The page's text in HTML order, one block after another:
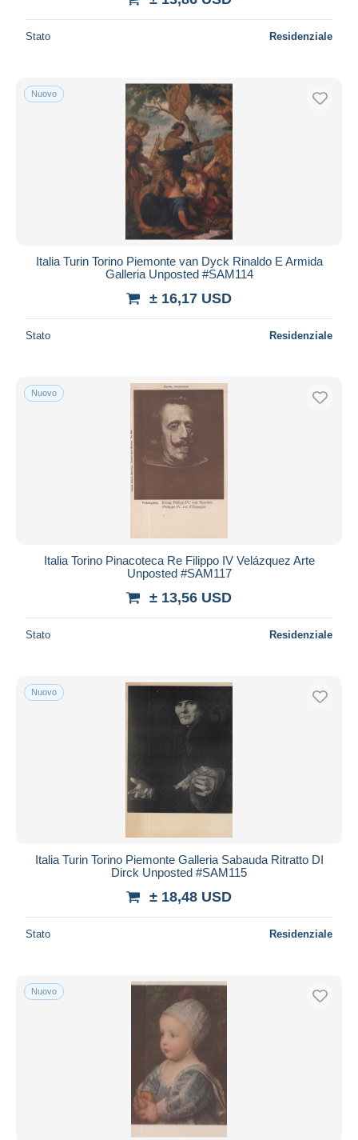
Stato Residenziale
Nuovo
Italia Turin Torino Piemonte van Dyck Rinaldo E Armida
Galleria Unposted #SAM114
± 16,17 USD
Stato Residenziale
Nuovo
Italia Torino Pinacoteca Re Filippo IV Velázquez Arte
Unposted #SAM117
± 13,56 USD
Stato Residenziale
Nuovo
Italia Turin Torino Piemonte Galleria Sabauda Ritratto DI
Dirck Unposted #SAM115
± 18,48 USD
Stato Residenziale
Nuovo